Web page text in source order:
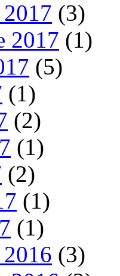
(3)
2017 (1)
(5)
(1)
(2)
(1)
(2)
(1)
(1)
(3)